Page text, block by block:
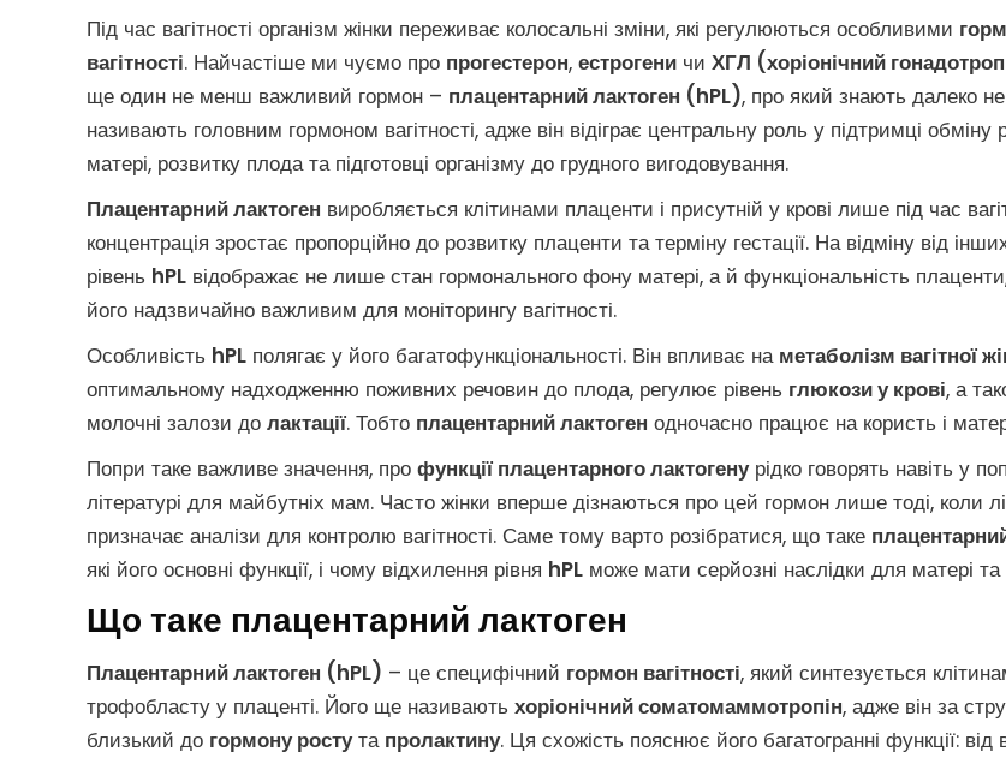
Під час вагітності організм жінки переживає колосальні зміни, які регулюються особливими
вагітності. Найчастіше ми чуємо про прогестерон, естрогени чи ХГЛ (хоріонічний
ще один не менш важливий гормон – плацентарний лактоген (hPL), про який знають далеко не
називають головним гормоном вагітності, адже він відіграє центральну роль у підтримці обміну
матері, розвитку плода та підготовці організму до грудного вигодовування.
Плацентарний лактоген виробляється клітинами плаценти і присутній у крові лише під час
концентрація зростає пропорційно до розвитку плаценти та терміну гестації. На відміну від
рівень hPL відображає не лише стан гормонального фону матері, а й функціональність
його надзвичайно важливим для моніторингу вагітності.
Особливість hPL полягає у його багатофункціональності. Він впливає на метаболізм вагітної
оптимальному надходженню поживних речовин до плода, регулює рівень глюкози у крові, а
молочні залози до лактації. Тобто плацентарний лактоген одночасно працює на користь і
Попри таке важливе значення, про функції плацентарного лактогенурідко говорять навіть у
літературі для майбутніх мам. Часто жінки вперше дізнаються про цей гормон лише тоді, коли
призначає аналізи для контролю вагітності. Саме тому варто розібратися, що таке
які його основні функції, і чому відхилення рівня hPL може мати серйозні наслідки для матері
Що таке плацентарний лактоген
Плацентарний лактоген (hPL) – це специфічний гормон вагітності, який синтезується
трофобласту у плаценті. Його ще називають хоріонічний соматомаммотропін, адже він за
близький до гормону ростута пролактину. Ця схожість пояснює його багатогранні функції: